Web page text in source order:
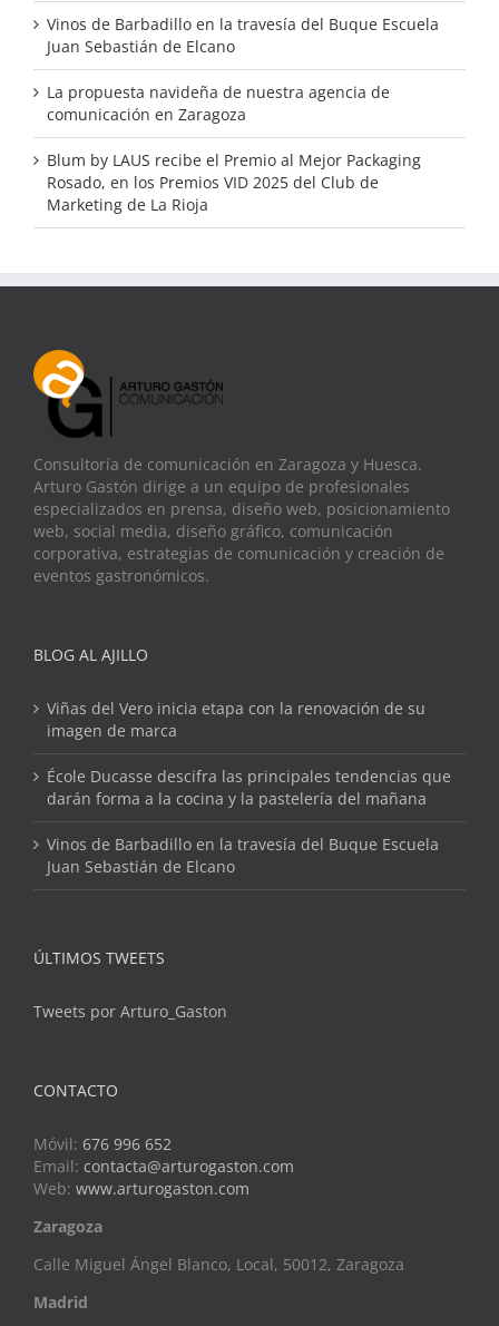
Vinos de Barbadillo en la travesía del Buque Escuela
Juan Sebastián de Elcano
La propuesta navideña de nuestra agencia de
comunicación en Zaragoza
Blum by LAUS recibe el Premio al Mejor Packaging
Rosado, en los Premios VID 2025 del Club de
Marketing de La Rioja
Consultoría de comunicación en Zaragoza y Huesca.
Arturo Gastón dirige a un equipo de profesionales
especializados en prensa, diseño web, posicionamiento
web, social media, diseño gráfico, comunicación
corporativa, estrategias de comunicación y creación de
eventos gastronómicos.
BLOG AL AJILLO
Viñas del Vero inicia etapa con la renovación de su
imagen de marca
École Ducasse descifra las principales tendencias que
darán forma a la cocina y la pastelería del mañana
Vinos de Barbadillo en la travesía del Buque Escuela
Juan Sebastián de Elcano
ÚLTIMOS TWEETS
Tweets por Arturo_Gaston
CONTACTO
Móvil: 676 996 652
Email: contacta@arturogaston.com
Web: www.arturogaston.com
Zaragoza
Calle Miguel Ángel Blanco, Local, 50012, Zaragoza
Madrid